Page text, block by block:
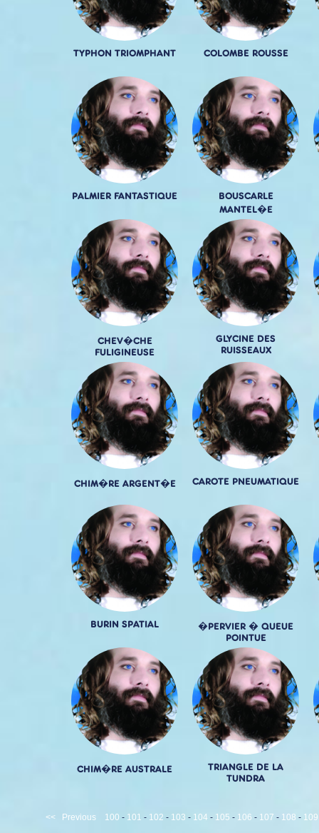
TYPHON TRIOMPHANT COLOMBE ROUSSE
PALMIER FANTASTIQUE
BOUSCARLE
MANTEL�E
CHEV�CHE
FULIGINEUSE
GLYCINE DES
RUISSEAUX
CHIM�RE ARGENT�E CAROTE PNEUMATIQUE
BURIN SPATIAL
�PERVIER � QUEUE
POINTUE
CHIM�RE AUSTRALE
TRIANGLE DE LA
TUNDRA
<< Previous 100 - 101 - 102 - 103 - 104 - 105 - 106 - 107 - 108 - 109